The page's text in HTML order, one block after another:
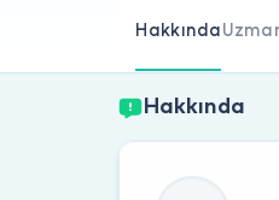
Hakkında
Hakkında